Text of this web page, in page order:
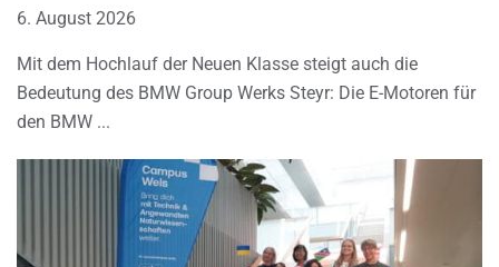
6. August 2026
Mit dem Hochlauf der Neuen Klasse steigt auch die
Bedeutung des BMW Group Werks Steyr: Die E-Motoren für
den BMW